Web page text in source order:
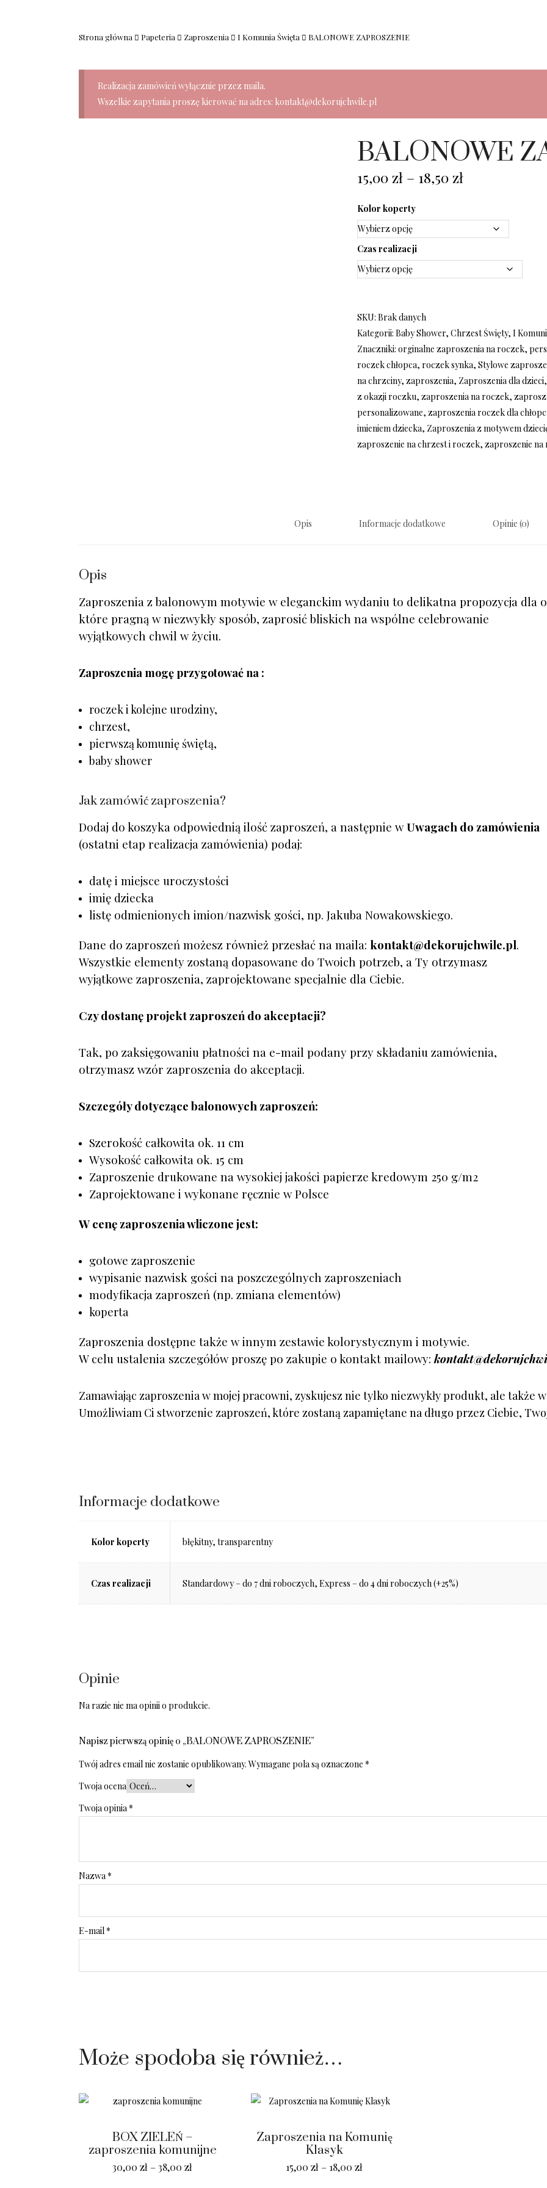
Strona główna Papeteria Zaproszenia I Komunia Święta BALONOWE ZAPROSZENIE
Realizacja zamówień wyłącznie przez maila.
Wszelkie zapytania proszę kierować na adres: kontakt@dekorujchwile.pl
BALONOWE
15,00zł – 18,50zł
Kolor koperty
Czas realizacji
SKU:Brak danych
Kategorii:Baby Shower,Chrzest Święty,I
Znaczniki:orginalne zaproszenia na roczek,
roczek chłopca,roczek synka,Stylowe
na chrzciny,zaproszenia, Zaproszenia dla dzieci
z okazji roczku,zaproszenia na roczek,
personalizowane,zaproszenia roczek dla
imieniem dziecka, Zaproszenia z motywem
zaproszenie na chrzest i roczek,zaproszenie na
Opis Informacje dodatkowe Opinie (0)
Opis
Zaproszenia z balonowym motywie w eleganckim wydaniu to delikatna propozycja dla
które pragną w niezwykły sposób, zaprosić bliskich na wspólne celebrowanie
wyjątkowych chwil w życiu.
Zaproszenia mogę przygotować na :
roczek i kolejne urodziny,
chrzest,
pierwszą komunię świętą,
baby shower
Jak zamówić zaproszenia?
Dodaj do koszyka odpowiednią ilość zaproszeń, a następnie wUwagach do zamówienia
(ostatni etap realizacja zamówienia) podaj:
datę i miejsce uroczystości
imię dziecka
listę odmienionych imion/nazwisk gości, np. Jakuba Nowakowskiego.
Dane do zaproszeń możesz również przesłać na maila: kontakt@dekorujchwile.pl.
Wszystkie elementy zostaną dopasowane do Twoich potrzeb, a Ty otrzymasz
wyjątkowe zaproszenia, zaprojektowane specjalnie dla Ciebie.
Czy dostanę projekt zaproszeń do akceptacji?
Tak, po zaksięgowaniu płatności na e-mail podany przy składaniu zamówienia,
otrzymasz wzór zaproszenia do akceptacji.
Szczegóły dotyczące balonowych zaproszeń:
Szerokość całkowita ok. 11 cm
Wysokość całkowita ok. 15 cm
Zaproszenie drukowane na wysokiej jakości papierze kredowym 250 g/m2
Zaprojektowane i wykonane ręcznie w Polsce
W cenę zaproszenia wliczone jest:
gotowe zaproszenie
wypisanie nazwisk gości na poszczególnych zaproszeniach
modyfikacja zaproszeń (np. zmiana elementów)
koperta
Zaproszenia dostępne także w innym zestawie kolorystycznym i motywie.
W celu ustalenia szczegółów proszę po zakupie o kontakt mailowy:
Zamawiając zaproszenia w mojej pracowni, zyskujesz nie tylko niezwykły produkt, ale także
Umożliwiam Ci stworzenie zaproszeń, które zostaną zapamiętane na długo przez Ciebie,
Informacje dodatkowe
Kolor koperty błękitny, transparentny
Czas realizacji Standardowy – do 7 dni roboczych, Express – do 4 dni roboczych (+25%)
Opinie
Na razie nie ma opinii o produkcie.
Napisz pierwszą opinię o „BALONOWE ZAPROSZENIE”
Twój adres email nie zostanie opublikowany. Wymagane pola są oznaczone *
Twoja ocena
Twoja opinia *
Nazwa *
E-mail *
Może spodoba się również…
BOX ZIELEŃ –
zaproszenia komunijne
30,00zł – 38,00zł
Zaproszenia na Komunię
Klasyk
15,00zł – 18,00zł